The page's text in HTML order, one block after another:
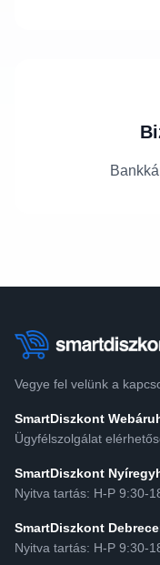
Vegye fel velünk a
SmartDiszkont
Ügyfélszolgálat
SmartDiszkont
Nyitva tartás: H-P 9:30-
SmartDiszkont
Nyitva tartás: H-P 9:30-